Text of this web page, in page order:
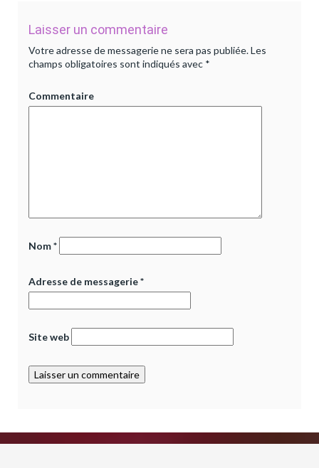
Laisser un commentaire
Votre adresse de messagerie ne sera pas publiée.Les
champs obligatoires sont indiqués avec *
Commentaire
Nom*
Adresse de messagerie*
Site web